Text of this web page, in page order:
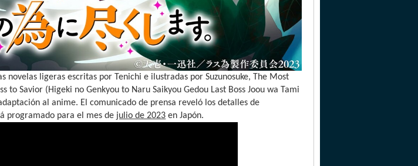
novelas ligeras escritas por Tenichi e ilustradas por Suzunosuke, The Most
to Savior (Higeki no Genkyou to Naru Saikyou Gedou Last Boss Joou wa Tami
al anime. El comunicado de prensa reveló los detalles de
programado para el mes de julio de 2023 en Japón.